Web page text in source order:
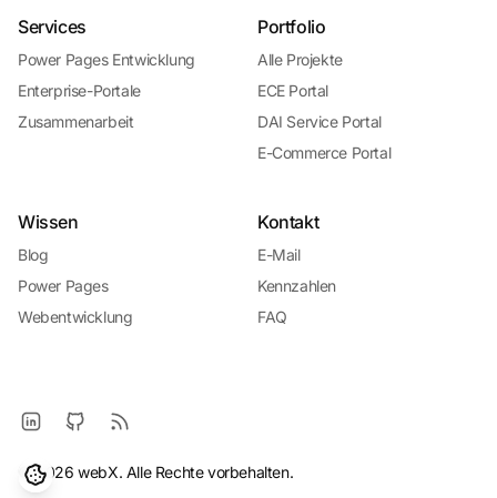
Services
Power Pages Entwicklung
Enterprise-Portale
Zusammenarbeit
Portfolio
Alle Projekte
ECE Portal
DAI Service Portal
E-Commerce Portal
Wissen
Blog
Power Pages
Webentwicklung
Kontakt
E-Mail
Kennzahlen
FAQ
© 2026 webX. Alle Rechte vorbehalten.